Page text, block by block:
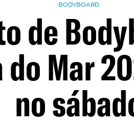
BODYBOARD
de
Mar
no